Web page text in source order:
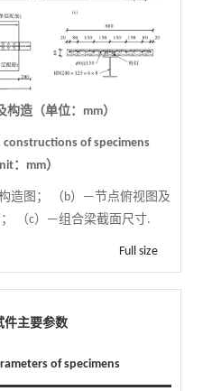
构造（单位：mm）
constructions of specimens
：mm）
造图； （b）—节点俯视图及
（c）—组合梁截面尺寸.
Full size
件主要参数
of specimens